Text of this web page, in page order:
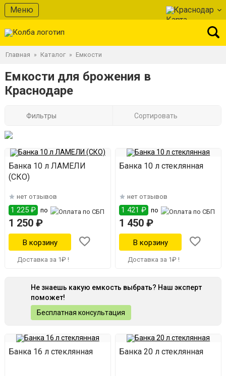
Меню Краснодар
Главная » Каталог » Емкости
Емкости для брожения в
Краснодаре
Фильтры Сортировать
Банка 10 л ЛАМЕЛИ
(СКО)
нет отзывов
1 225 ₽ по
1 250 ₽
Доставка за 1₽ !
Банка 10 л стеклянная
нет отзывов
1 421 ₽ по
1 450 ₽
Доставка за 1₽ !
Не знаешь какую емкость выбрать? Наш эксперт
поможет!
Бесплатная консультация
Банка 16 л стеклянная Банка 20 л стеклянная